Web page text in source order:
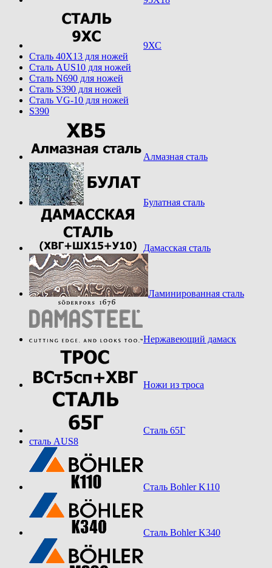
9ХС
Cталь 40Х13 для ножей
Cталь AUS10 для ножей
Cталь N690 для ножей
Cталь S390 для ножей
Cталь VG-10 для ножей
S390
Алмазная сталь
Булатная сталь
Дамасская сталь
Ламинированная сталь
Нержавеющий дамаск
Ножи из троса
Сталь 65Г
сталь AUS8
Сталь Bohler K110
Сталь Bohler K340